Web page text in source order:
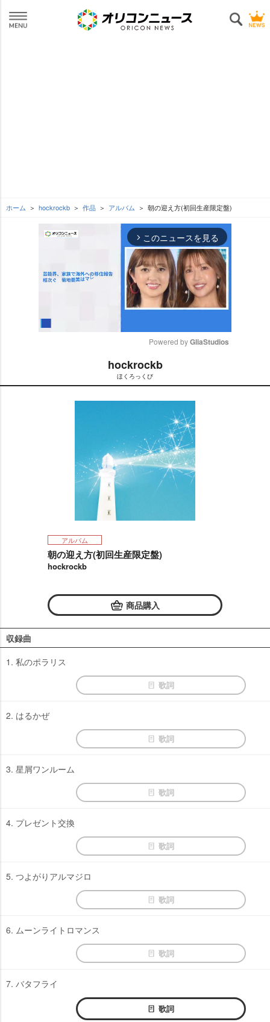
ホーム hockrockb 作品 アルバム 朝の迎え方(初回生産限定盤)
arrow_forward_ios このニュースを見る
t
e
Powered by GliaStudios
hockrockb
ほくろっくび
アルバム
朝の迎え方(初回生産限定盤)
hockrockb
商品購入
収録曲
1. 私のポラリス
歌詞
2. はるかぜ
歌詞
3. 星屑ワンルーム
歌詞
4. プレゼント交換
歌詞
5. つよがりアルマジロ
歌詞
6. ムーンライトロマンス
歌詞
7. バタフライ
歌詞